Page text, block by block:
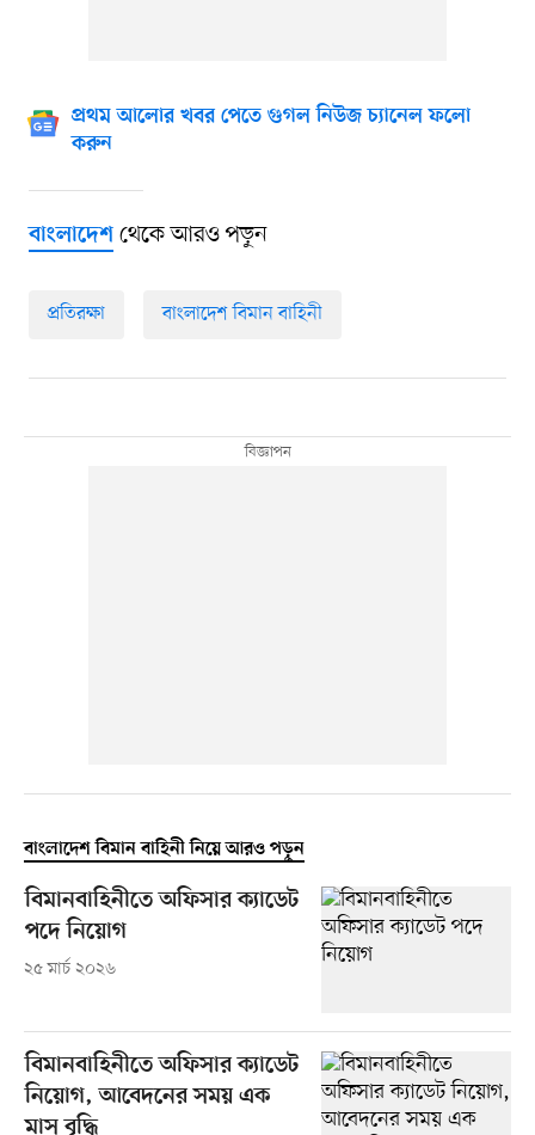
প্রথম আলোর খবর পেতে গুগল নিউজ চ্যানেল ফলো
করুন
বাংলাদেশথেকে আরও পড়ুন
প্রতিরক্ষা বাংলাদেশ বিমান বাহিনী
বাংলাদেশ বিমান বাহিনী নিয়ে আরও পড়ুন
বিমানবাহিনীতে অফিসার ক্যাডেট
পদে নিয়োগ
২৫ মার্চ ২০২৬
বিমানবাহিনীতে অফিসার ক্যাডেট
নিয়োগ, আবেদনের সময় এক
মাস বৃদ্ধি